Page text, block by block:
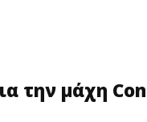
την μάχη